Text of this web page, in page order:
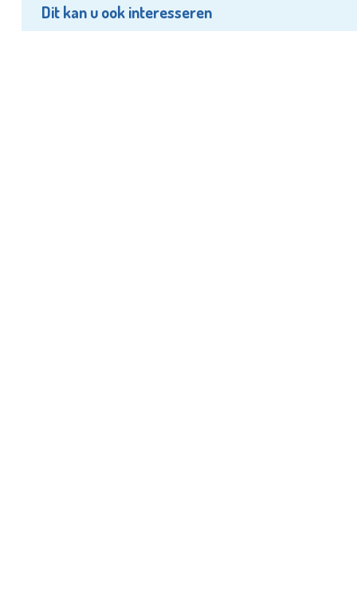
Dit kan u ook interesseren